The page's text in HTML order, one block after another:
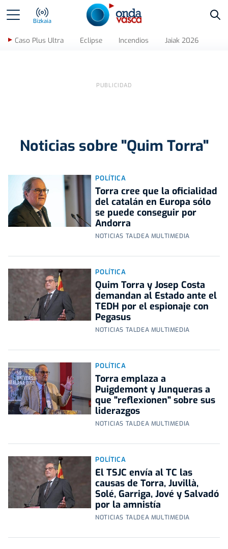
Bizkaia
Caso Plus Ultra Eclipse Incendios Jaiak 2026
Noticias sobre "Quim Torra"
POLÍTICA
Torra cree que la oficialidad
del catalán en Europa sólo
se puede conseguir por
Andorra
NOTICIAS TALDEA MULTIMEDIA
POLÍTICA
Quim Torra y Josep Costa
demandan al Estado ante el
TEDH por el espionaje con
Pegasus
NOTICIAS TALDEA MULTIMEDIA
POLÍTICA
Torra emplaza a
Puigdemont y Junqueras a
que "reflexionen" sobre sus
liderazgos
NOTICIAS TALDEA MULTIMEDIA
POLÍTICA
El TSJC envía al TC las
causas de Torra, Juvillà,
Solé, Garriga, Jové y Salvadó
por la amnistía
NOTICIAS TALDEA MULTIMEDIA